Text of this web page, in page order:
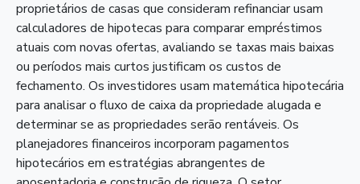
proprietários de casas que consideram refinanciar usam
calculadores de hipotecas para comparar empréstimos
atuais com novas ofertas, avaliando se taxas mais baixas
ou períodos mais curtos justificam os custos de
fechamento. Os investidores usam matemática hipotecária
para analisar o fluxo de caixa da propriedade alugada e
determinar se as propriedades serão rentáveis. Os
planejadores financeiros incorporam pagamentos
hipotecários em estratégias abrangentes de